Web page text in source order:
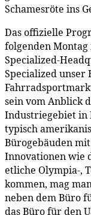
Schamesröte ins
Das offizielle
folgenden
Specialized-
Specialized unser
sein vom Anblick
Industriegebiet in
typisch
Bürogebäuden
Innovationen wie
etliche Olympia-,
kommen, mag
neben dem Büro
das Büro für den